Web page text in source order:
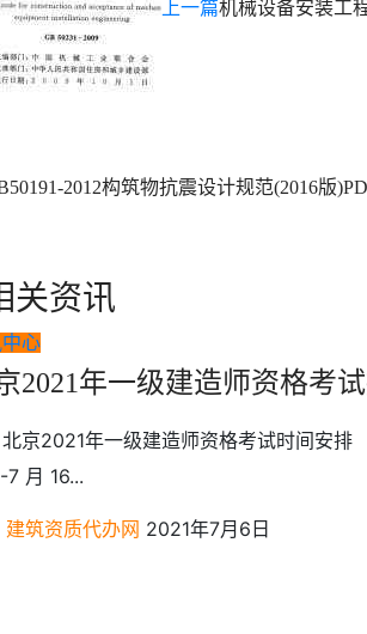
上一篇机械设备安装工
2012构筑物抗震设计规范(2016版
关资讯
心
2021年一级建造师资格考
京2021年一级建造师资格考试时间安
7 月 16...
建筑资质代办网 2021年7月6日